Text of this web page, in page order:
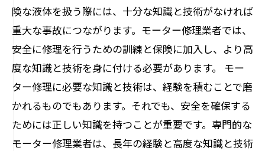
険な液体を扱う際には、十分な知識と技術がなければ
重大な事故につながります。モーター修理業者では、
安全に修理を行うための訓練と保険に加入し、より高
度な知識と技術を身に付ける必要があります。 モー
ター修理に必要な知識と技術は、経験を積むことで磨
かれるものでもあります。それでも、安全を確保する
ためには正しい知識を持つことが重要です。専門的な
モーター修理業者は、長年の経験と高度な知識と技術